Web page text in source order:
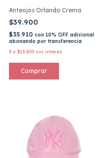
Anteojos Orlando Crema
$39.900
$35.910 con 10% OFF adicional
abonando por transferencia
3 x $13.300 sin interés